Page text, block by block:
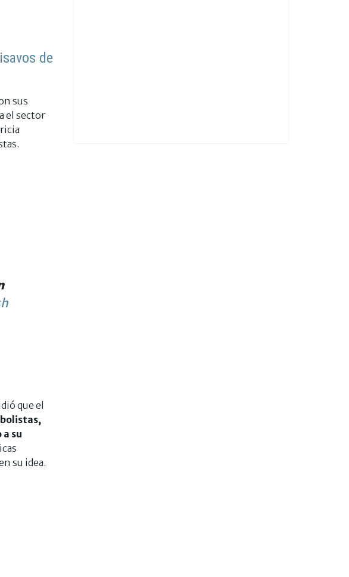
de
sus
el sector
que el
su
su idea.